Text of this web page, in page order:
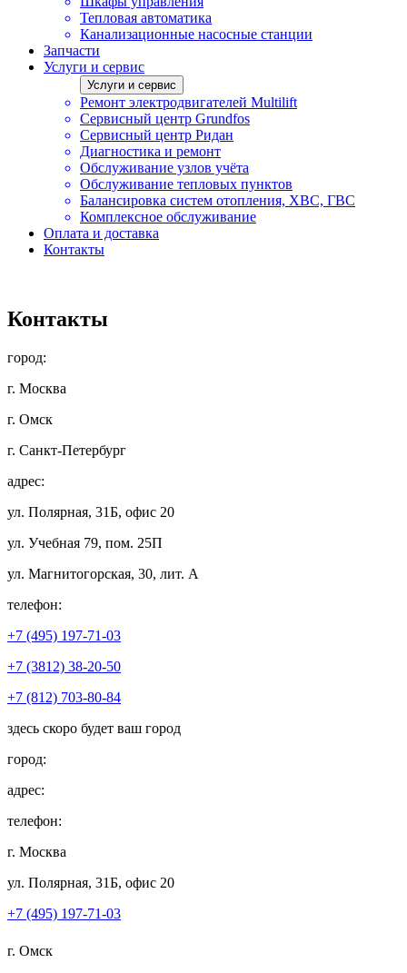
Тепловая автоматика
Канализационные насосные станции
Запчасти
Услуги и сервис
Услуги и сервис
Ремонт электродвигателей Multilift
Сервисный центр Grundfos
Сервисный центр Ридан
Диагностика и ремонт
Обслуживание узлов учёта
Обслуживание тепловых пунктов
Балансировка систем отопления, ХВС, ГВС
Комплексное обслуживание
Оплата и доставка
Контакты
Контакты
город:
г. Москва
г. Омск
г. Санкт-Петербург
адрес:
ул. Полярная, 31Б, офис 20
ул. Учебная 79, пом. 25П
ул. Магнитогорская, 30, лит. А
телефон:
+7 (495) 197-71-03
+7 (3812) 38-20-50
+7 (812) 703-80-84
здесь скоро будет ваш город
город:
адрес:
телефон:
г. Москва
ул. Полярная, 31Б, офис 20
+7 (495) 197-71-03
г. Омск